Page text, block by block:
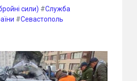
сили) #Служба
#Севастополь